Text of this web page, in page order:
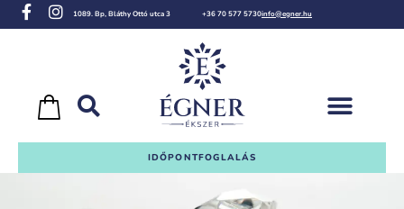
1089. Bp, Bláthy Ottó utca 3 +36 70 577 5730info@egner.hu
IDŐPONTFOGLALÁS